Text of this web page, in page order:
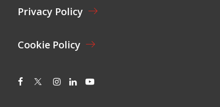
Privacy Policy
Cookie Policy